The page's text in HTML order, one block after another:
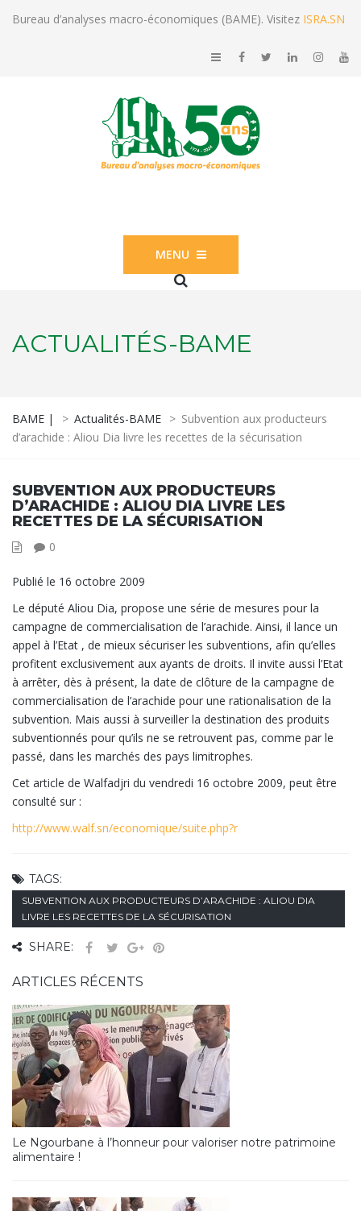
Bureau d’analyses macro-économiques (BAME). Visitez ISRA.SN
MENU
ACTUALITÉS-BAME
BAME | > Actualités-BAME > Subvention aux producteurs
d’arachide : Aliou Dia livre les recettes de la sécurisation
SUBVENTION AUX PRODUCTEURS
D’ARACHIDE : ALIOU DIA LIVRE LES
RECETTES DE LA SÉCURISATION
0
Publié le 16 octobre 2009
Le député Aliou Dia, propose une série de mesures pour la
campagne de commercialisation de l’arachide. Ainsi, il lance un
appel à l’Etat , de mieux sécuriser les subventions, afin qu’elles
profitent exclusivement aux ayants de droits. Il invite aussi l’Etat
à arrêter, dès à présent, la date de clôture de la campagne de
commercialisation de l’arachide pour une rationalisation de la
subvention. Mais aussi à surveiller la destination des produits
subventionnés pour qu’ils ne se retrouvent pas, comme par le
passé, dans les marchés des pays limitrophes.
Cet article de Walfadjri du vendredi 16 octobre 2009, peut être
consulté sur :
http://www.walf.sn/economique/suite.php?r
TAGS:
SUBVENTION AUX PRODUCTEURS D’ARACHIDE : ALIOU DIA
LIVRE LES RECETTES DE LA SÉCURISATION
SHARE:
ARTICLES RÉCENTS
Le Ngourbane à l’honneur pour valoriser notre patrimoine
alimentaire !